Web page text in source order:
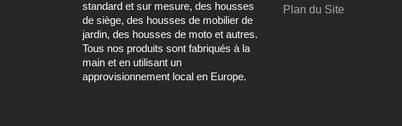
standard et sur mesure, des housses
de siège, des housses de mobilier de
jardin, des housses de moto et autres.
Tous nos produits sont fabriqués à la
main et en utilisant un
approvisionnement local en Europe.
Plan du Site